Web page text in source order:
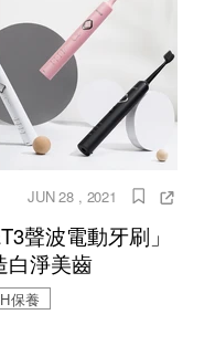
JUN 28 , 2021
聲波電動牙刷」
白淨美齒
保養